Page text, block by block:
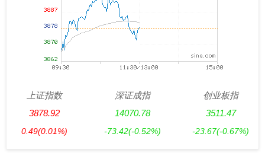
上证指数
3878.92
0.49(0.01%)
深证成指
14070.78
-73.42(-0.52%)
创业板指
3511.47
-23.67(-0.67%)